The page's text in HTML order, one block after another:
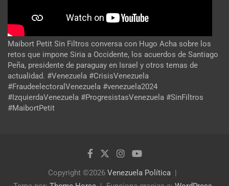
Maibort Petit Sin Filtros conversa con Hugo Acha sobre los
retos que impone Siria a Occidente, los acuerdos de Santiago
Peña, presidente de paraguay en Israel y otros temas de
actualidad. #Venezuela #CrisisVenezuela
#FraudeelectoralVenezuela #venezuela2024
#IzquierdaVenezuela #ProgresistasVenezuela #SinFiltros
#MaibortPetit
Copyright ©2026 Venezuela Política